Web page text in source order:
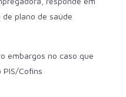
plano de saúde
embargos no caso que
PIS/Cofins